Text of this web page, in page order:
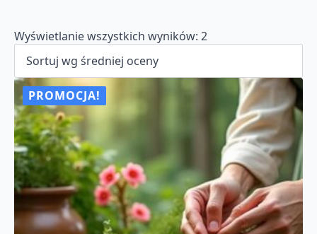
Wyświetlanie wszystkich wyników: 2
oceny
PROMOCJA!